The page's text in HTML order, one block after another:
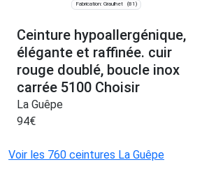
Fabrication: Graulhet (81)
Ceinture hypoallergénique,
élégante et raffinée. cuir
rouge doublé, boucle inox
carrée 5100 Choisir
La Guêpe
94€
Voir les 760 ceintures La Guêpe